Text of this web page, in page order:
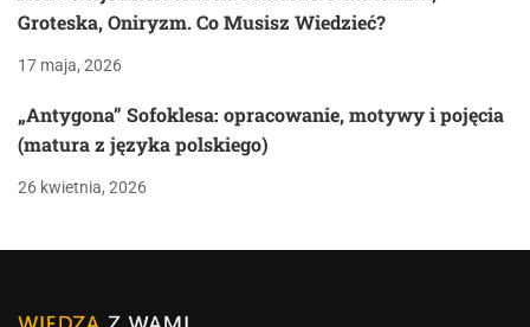
Groteska, Oniryzm. Co Musisz Wiedzieć?
17 maja, 2026
„Antygona” Sofoklesa: opracowanie, motywy i pojęcia
(matura z języka polskiego)
26 kwietnia, 2026